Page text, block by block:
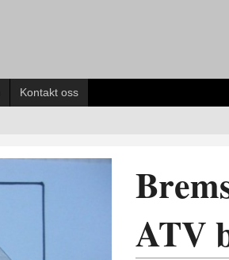
Kontakt oss
ATV